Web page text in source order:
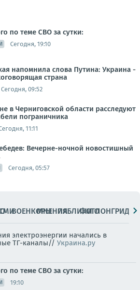
по теме СВО за сутки:
Сегодня, 19:10
напомнила слова Путина: Украина -
страна
Сегодня, 09:52
в Черниговской области расследуют
пограничника
11:11
Вечерне-ночной новостишный
Сегодня, 05:57
ВОЕНКОРЫМНЕНИЯПАБЛИКИ
ФОТОЛОНГРИДЫ
электроэнергии начались в
ТГ-каналы// Украина.ру
по теме СВО за сутки:
19:10